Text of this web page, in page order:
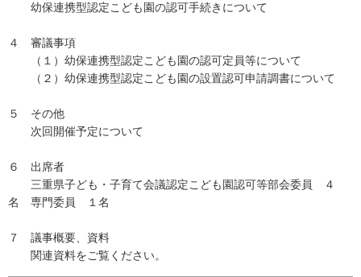
幼保連携型認定こども園の認可手続きについて
４ 審議事項
（１）幼保連携型認定こども園の認可定員等について
（２）幼保連携型認定こども園の設置認可申請調書について
５ その他
次回開催予定について
６ 出席者
三重県子ども・子育て会議認定こども園認可等部会委員 ４
名 専門委員 １名
７ 議事概要、資料
関連資料をご覧ください。